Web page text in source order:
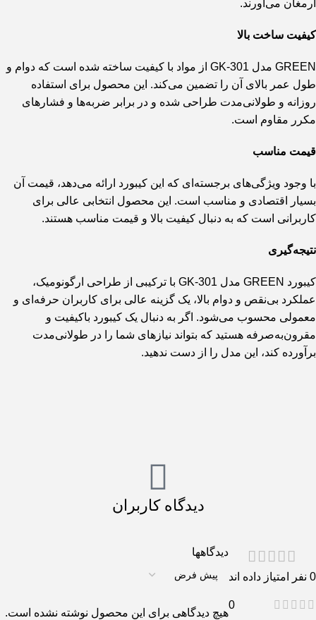
ارمغان می‌آورند.
کیفیت ساخت بالا
GREEN مدل GK-301 از مواد با کیفیت ساخته شده است که دوام و
طول عمر بالای آن را تضمین می‌کند. این محصول برای استفاده
روزانه و طولانی‌مدت طراحی شده و در برابر ضربه‌ها و فشارهای
مکرر مقاوم است.
قیمت مناسب
با وجود ویژگی‌های برجسته‌ای که این کیبورد ارائه می‌دهد، قیمت آن
بسیار اقتصادی و مناسب است. این محصول انتخابی عالی برای
کاربرانی است که به دنبال کیفیت بالا و قیمت مناسب هستند.
نتیجه‌گیری
کیبورد GREEN مدل GK-301 با ترکیبی از طراحی ارگونومیک،
عملکرد بی‌نقص و دوام بالا، یک گزینه عالی برای کاربران حرفه‌ای و
معمولی محسوب می‌شود. اگر به دنبال یک کیبورد باکیفیت و
مقرون‌به‌صرفه هستید که بتواند نیازهای شما را در طولانی‌مدت
برآورده کند، این مدل را از دست ندهید.
دیدگاه کاربران
0 نفر امتیاز داده اند
0
دیدگاهها
هیچ دیدگاهی برای این محصول نوشته نشده است.